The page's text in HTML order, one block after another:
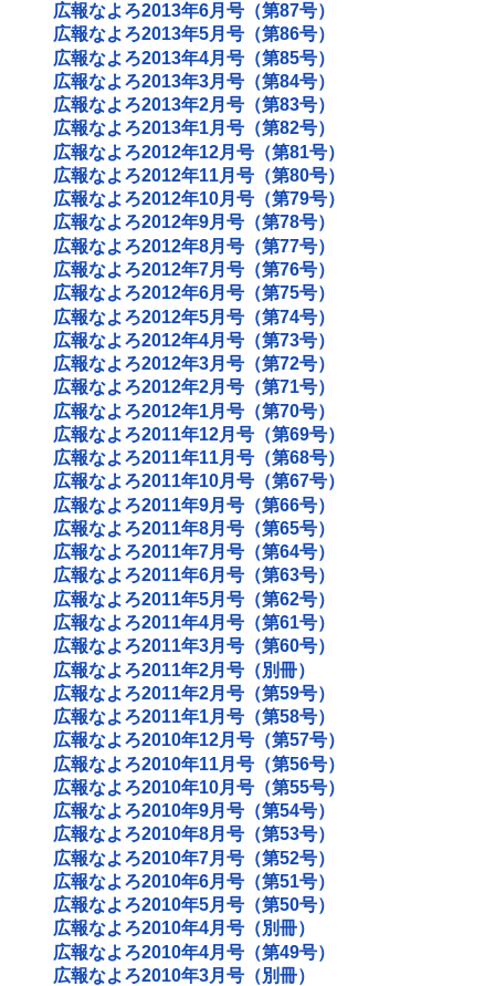
広報なよろ2013年6月号（第87号）
広報なよろ2013年5月号（第86号）
広報なよろ2013年4月号（第85号）
広報なよろ2013年3月号（第84号）
広報なよろ2013年2月号（第83号）
広報なよろ2013年1月号（第82号）
広報なよろ2012年12月号（第81号）
広報なよろ2012年11月号（第80号）
広報なよろ2012年10月号（第79号）
広報なよろ2012年9月号（第78号）
広報なよろ2012年8月号（第77号）
広報なよろ2012年7月号（第76号）
広報なよろ2012年6月号（第75号）
広報なよろ2012年5月号（第74号）
広報なよろ2012年4月号（第73号）
広報なよろ2012年3月号（第72号）
広報なよろ2012年2月号（第71号）
広報なよろ2012年1月号（第70号）
広報なよろ2011年12月号（第69号）
広報なよろ2011年11月号（第68号）
広報なよろ2011年10月号（第67号）
広報なよろ2011年9月号（第66号）
広報なよろ2011年8月号（第65号）
広報なよろ2011年7月号（第64号）
広報なよろ2011年6月号（第63号）
広報なよろ2011年5月号（第62号）
広報なよろ2011年4月号（第61号）
広報なよろ2011年3月号（第60号）
広報なよろ2011年2月号（別冊）
広報なよろ2011年2月号（第59号）
広報なよろ2011年1月号（第58号）
広報なよろ2010年12月号（第57号）
広報なよろ2010年11月号（第56号）
広報なよろ2010年10月号（第55号）
広報なよろ2010年9月号（第54号）
広報なよろ2010年8月号（第53号）
広報なよろ2010年7月号（第52号）
広報なよろ2010年6月号（第51号）
広報なよろ2010年5月号（第50号）
広報なよろ2010年4月号（別冊）
広報なよろ2010年4月号（第49号）
広報なよろ2010年3月号（別冊）